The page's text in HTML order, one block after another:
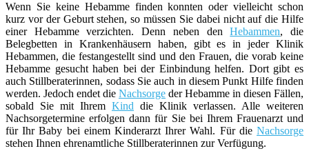
Wenn Sie keine Hebamme finden konnten oder vielleicht schon
kurz vor der Geburt stehen, so müssen Sie dabei nicht auf die Hilfe
einer Hebamme verzichten. Denn neben denHebammen, die
Belegbetten in Krankenhäusern haben, gibt es in jeder Klinik
Hebammen, die festangestellt sind und den Frauen, die vorab keine
Hebamme gesucht haben bei der Einbindung helfen. Dort gibt es
auch Stillberaterinnen, sodass Sie auch in diesem Punkt Hilfe finden
werden. Jedoch endet die Nachsorge der Hebamme in diesen Fällen,
sobald Sie mit Ihrem Kind die Klinik verlassen. Alle weiteren
Nachsorgetermine erfolgen dann für Sie bei Ihrem Frauenarzt und
für Ihr Baby bei einem Kinderarzt Ihrer Wahl. Für die Nachsorge
stehen Ihnen ehrenamtliche Stillberaterinnen zur Verfügung.